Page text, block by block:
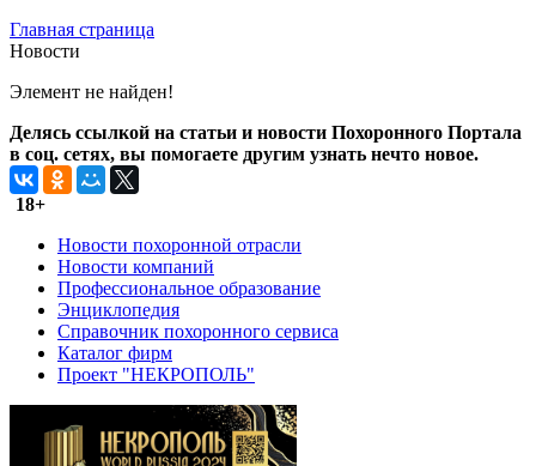
Главная страница
Новости
Элемент не найден!
Делясь ссылкой на статьи и новости Похоронного Портала
в соц. сетях, вы помогаете другим узнать нечто новое.
18+
Новости похоронной отрасли
Новости компаний
Профессиональное образование
Энциклопедия
Справочник похоронного сервиса
Каталог фирм
Проект "НЕКРОПОЛЬ"